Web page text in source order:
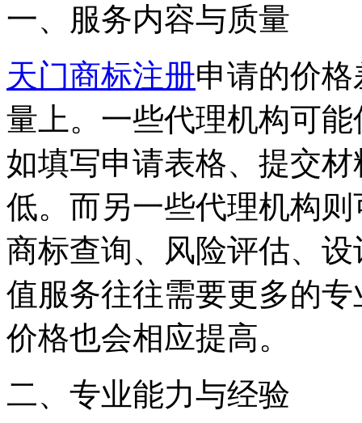
一、服务内容与质量
天门商标注册申请的价
量上。一些代理机构可
如填写申请表格、提交
低。而另一些代理机构
商标查询、风险评估、
值服务往往需要更多的
价格也会相应提高。
二、专业能力与经验